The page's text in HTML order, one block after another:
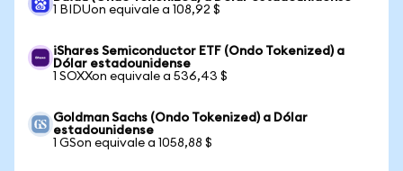
1 BIDUon equivale a 108,92 $
iShares Semiconductor ETF (Ondo Tokenized) a
Dólar estadounidense
1 SOXXon equivale a 536,43 $
Goldman Sachs (Ondo Tokenized) a Dólar
estadounidense
1 GSon equivale a 1058,88 $